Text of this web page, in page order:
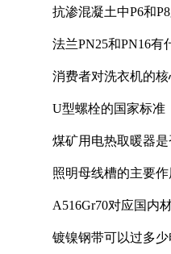
抗渗混凝土中P6和
法兰PN25和PN16有
消费者对洗衣机的
U型螺栓的国家标准
煤矿用电热取暖器
照明母线槽的主要作
A516Gr70对应国内
镀镍钢带可以过多